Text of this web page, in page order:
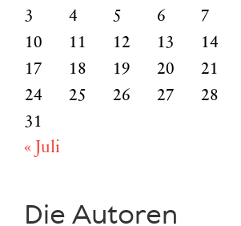
3
4 5 6 7
10
11 12 13 14
17
18 19 20 21
24
25 26 27 28
31
« Juli
Die Autoren